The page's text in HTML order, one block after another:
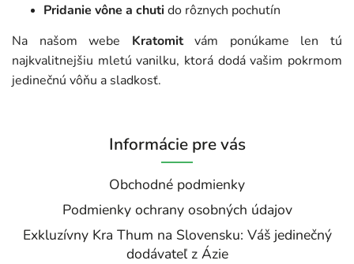
Pridanie vône a chutido rôznych pochutín
Na našom webe Kratomitvám ponúkame len tú
najkvalitnejšiu mletú vanilku, ktorá dodá vašim pokrmom
jedinečnú vôňu a sladkosť.
Informácie pre vás
Obchodné podmienky
Podmienky ochrany osobných údajov
Exkluzívny Kra Thum na Slovensku: Váš jedinečný
dodávateľ z Ázie